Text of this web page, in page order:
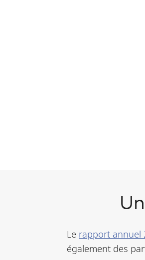
Le rapport annuel
également des